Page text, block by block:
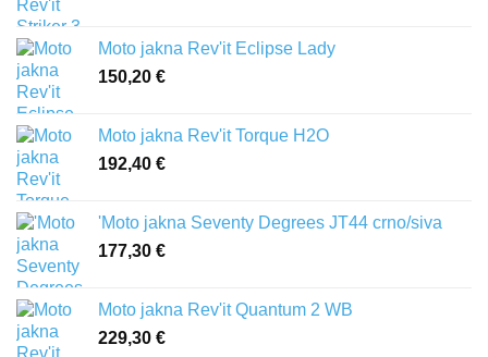
Moto jakna Rev'it Eclipse Lady
150,20 €
Moto jakna Rev'it Torque H2O
192,40 €
'Moto jakna Seventy Degrees JT44 crno/siva
177,30 €
Moto jakna Rev'it Quantum 2 WB
229,30 €